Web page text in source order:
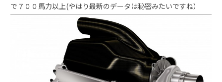
で７００馬力以上(やはり最新のデータは秘密みたいですね）